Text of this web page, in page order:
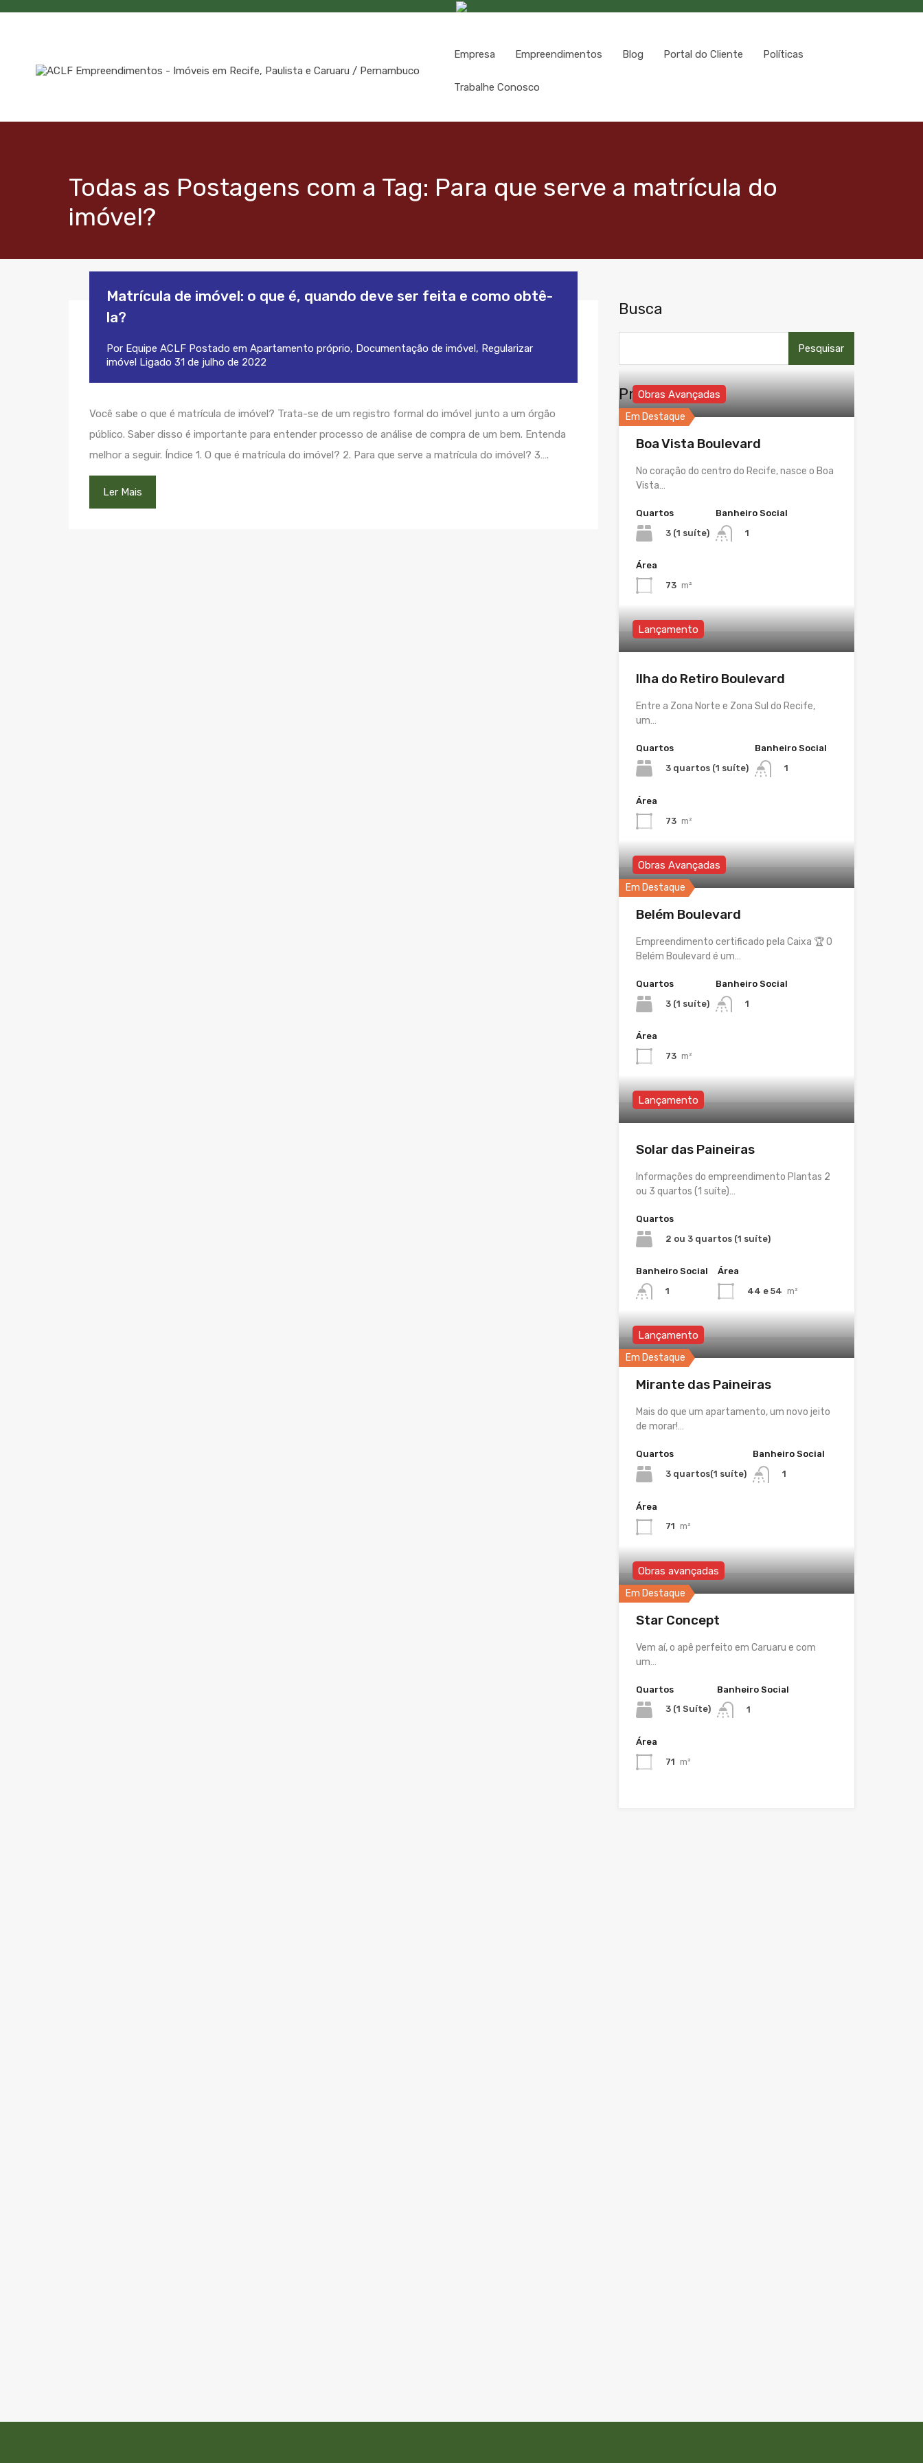
Empresa Empreendimentos Blog Portal do Cliente Políticas
Trabalhe Conosco
Todas as Postagens com a Tag: Para que serve a matrícula do
imóvel?
Matrícula de imóvel: o que é, quando deve ser feita e como obtê-
la?
Por Equipe ACLF Postado em Apartamento próprio, Documentação de imóvel, Regularizar
imóvel Ligado 31 de julho de 2022
Você sabe o que é matrícula de imóvel? Trata-se de um registro formal do imóvel junto a um órgão
público. Saber disso é importante para entender processo de análise de compra de um bem. Entenda
melhor a seguir. Índice 1. O que é matrícula do imóvel? 2. Para que serve a matrícula do imóvel? 3….
Ler Mais
Busca
por:
Propriedades
Em Destaque
Obras Avançadas
Boa Vista Boulevard
No coração do centro do Recife, nasce o Boa
Vista…
Quartos
3 (1 suíte)
Banheiro Social
1
Área
73 m²
Lançamento
Ilha do Retiro Boulevard
Entre a Zona Norte e Zona Sul do Recife,
um…
Quartos
3 quartos (1 suíte)
Banheiro Social
1
Área
73 m²
Em Destaque
Obras Avançadas
Belém Boulevard
Empreendimento certificado pela Caixa 🏆 O
Belém Boulevard é um…
Quartos
3 (1 suíte)
Banheiro Social
1
Área
73 m²
Lançamento
Solar das Paineiras
Informações do empreendimento Plantas 2
ou 3 quartos (1 suíte)…
Quartos
2 ou 3 quartos (1 suíte)
Banheiro Social
1
Área
44 e 54 m²
Em Destaque
Lançamento
Mirante das Paineiras
Mais do que um apartamento, um novo jeito
de morar!…
Quartos
3 quartos(1 suíte)
Banheiro Social
1
Área
71 m²
Em Destaque
Obras avançadas
Star Concept
Vem aí, o apê perfeito em Caruaru e com
um…
Quartos
3 (1 Suíte)
Banheiro Social
1
Área
71 m²